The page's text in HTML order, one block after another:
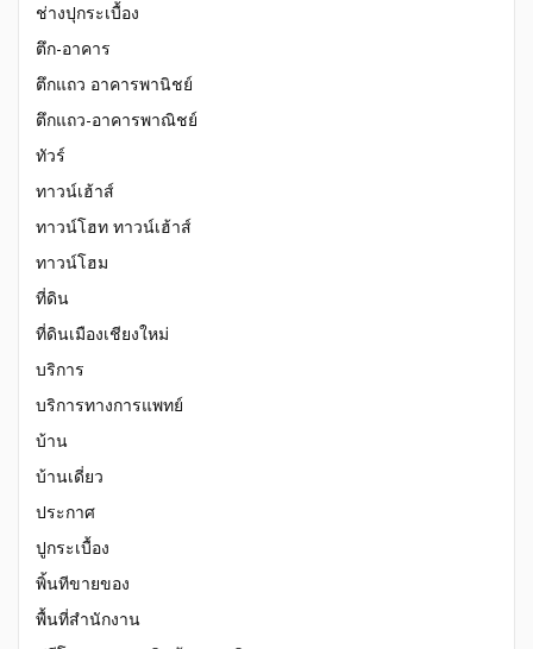
ช่างปุกระเบื้อง
ตึก-อาคาร
ตึกแถว อาคารพานิชย์
ตึกแถว-อาคารพาณิชย์
ทัวร์
ทาวน์เฮ้าส์
ทาวน์โฮท ทาวน์เฮ้าส์
ทาวน์โฮม
ที่ดิน
ที่ดินเมืองเชียงใหม่
บริการ
บริการทางการแพทย์
บ้าน
บ้านเดี่ยว
ประกาศ
ปูกระเบื้อง
พิ้นทีขายของ
พื้นที่สำนักงาน